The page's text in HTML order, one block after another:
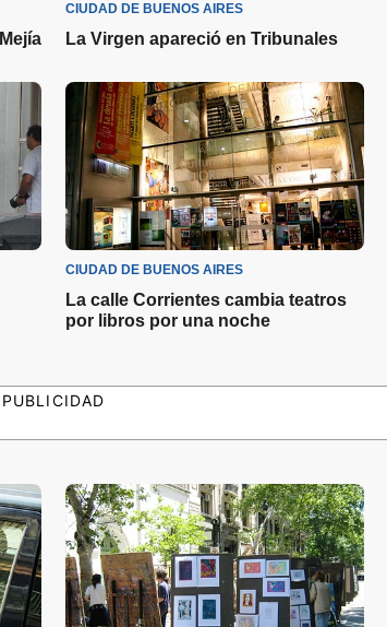
CIUDAD DE BUENOS AIRES
La Virgen apareció en Tribunales
CIUDAD DE BUENOS AIRES
La calle Corrientes cambia teatros
por libros por una noche
PUBLICIDAD